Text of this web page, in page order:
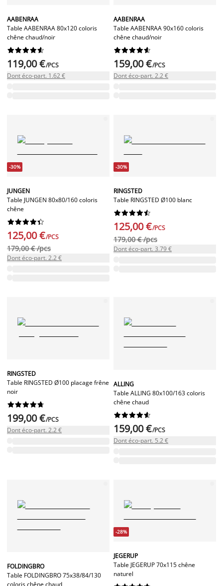
AABENRAA
Table AABENRAA 80x120 coloris
chêne chaud/noir






119,00 €/PCS
Dont éco-part. 1.62 €
AABENRAA
Table AABENRAA 90x160 coloris
chêne chaud/noir






159,00 €/PCS
Dont éco-part. 2.2 €
-30%
JUNGEN
Table JUNGEN 80x80/160 coloris
chêne






125,00 €/PCS
179,00 € /pcs
Dont éco-part. 2.2 €
-30%
RINGSTED
Table RINGSTED Ø100 blanc






125,00 €/PCS
179,00 € /pcs
Dont éco-part. 3.79 €
RINGSTED
Table RINGSTED Ø100 placage frêne
noir






199,00 €/PCS
Dont éco-part. 2.2 €
ALLING
Table ALLING 80x100/163 coloris
chêne chaud






159,00 €/PCS
Dont éco-part. 5.2 €
FOLDINGBRO
Table FOLDINGBRO 75x38/84/130
coloris chêne chaud
-28%
JEGERUP
Table JEGERUP 70x115 chêne
naturel